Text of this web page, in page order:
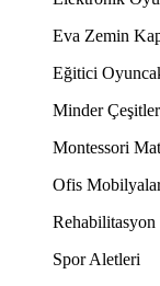
Eva Zemin
Eğitici
Minder
Montessori
Ofis
Spor Aletleri